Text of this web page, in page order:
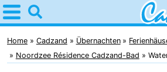
Home
Cadzand
Tipps
Home Cadzand Übernachten
Noordzee Résidence Cadzand-Bad